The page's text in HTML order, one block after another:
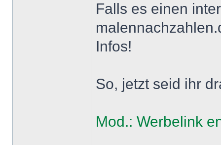
Falls es einen
Infos!
So, jetzt seid ihr
Mod.: Werbelink